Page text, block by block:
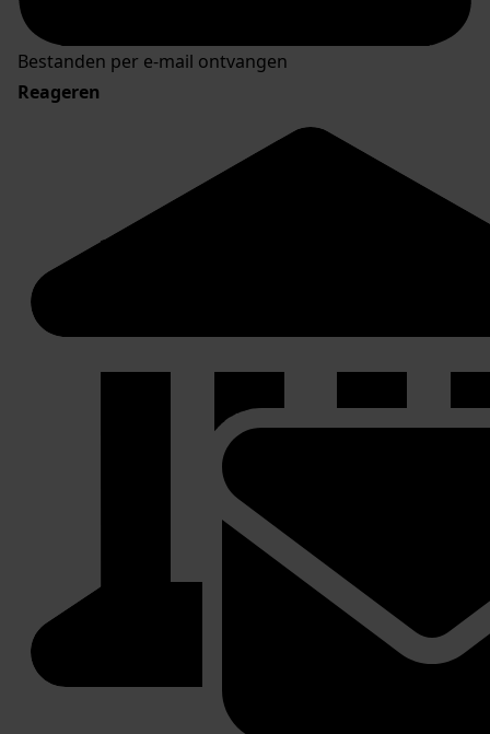
Bestanden per e-mail ontvangen
Reageren